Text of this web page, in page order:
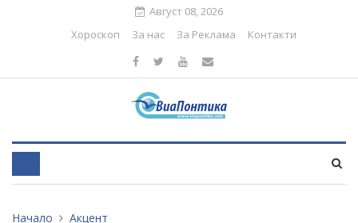
Август 08, 2026
Хороскоп
За нас За Реклама Контакти
Начало Акцент